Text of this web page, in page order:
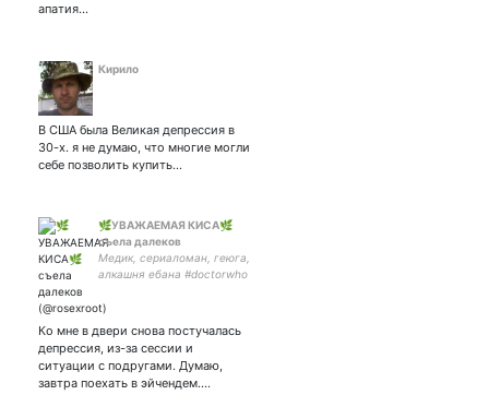
апатия...
Кирило
В США была Великая депрессия в
30-х. я не думаю, что многие могли
себе позволить купить…
🌿УВАЖАЕМАЯ КИСА🌿
съела далеков
Медик, сериаломан, геюга,
алкашня ебана #doctorwho
#katiemcgrath
Ко мне в двери снова постучалась
депрессия, из-за сессии и
ситуации с подругами. Думаю,
завтра поехать в эйчендем.…